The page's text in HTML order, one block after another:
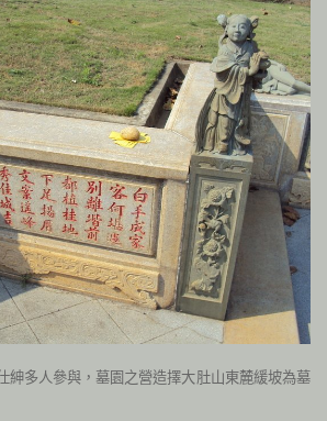
紳多人參與，墓園之營造擇大肚山東麓緩坡為墓